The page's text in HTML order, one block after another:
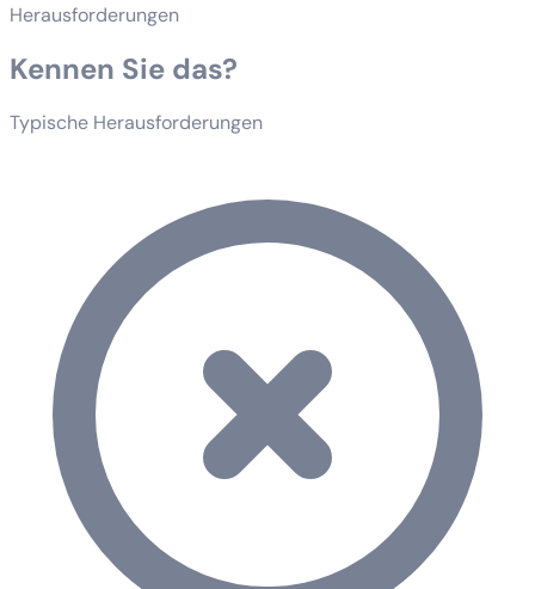
Herausforderungen
Kennen Sie das?
Typische Herausforderungen